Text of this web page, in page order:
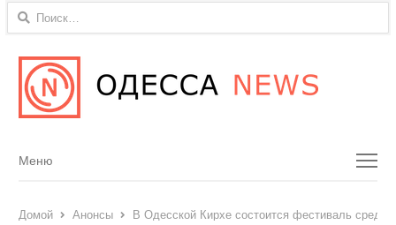
Найти:
Menu
Меню
Домой Анонсы В Одесской Кирхе состоится фестиваль